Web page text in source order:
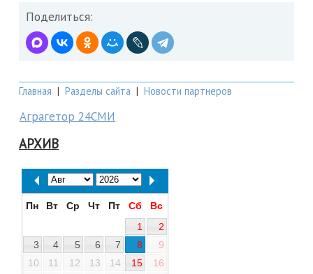
Поделиться:
Главная | Разделы сайта | Новости партнеров
Аграгетор 24СМИ
АРХИВ
Пн Вт Ср Чт Пт Сб
Вс
1
2
3
4 5 6 7 8
9
10
11 12 13 14 15
16